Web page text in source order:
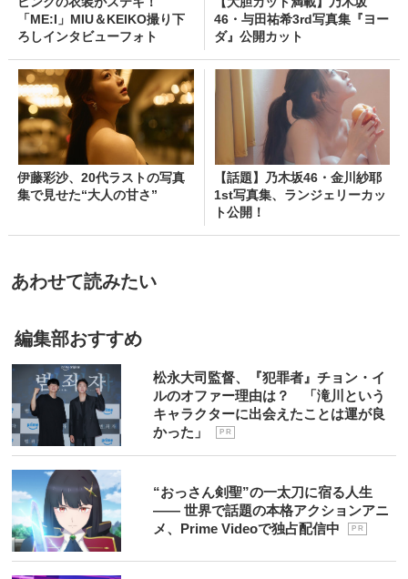
「ME:I」MIU＆KEIKO撮り下
ろしインタビューフォト
46・与田祐希3rd写真集『ヨー
ダ』公開カット
伊藤彩沙、20代ラストの写真
集で見せた“大人の甘さ”
【話題】乃木坂46・金川紗耶
1st写真集、ランジェリーカッ
ト公開！
あわせて読みたい
編集部おすすめ
松永大司監督、『犯罪者』チョン・イ
ルのオファー理由は？ 「滝川という
キャラクターに出会えたことは運が良
かった」
P R
“おっさん剣聖”の一太刀に宿る人生
―― 世界で話題の本格アクションアニ
メ、Prime Videoで独占配信中
P R